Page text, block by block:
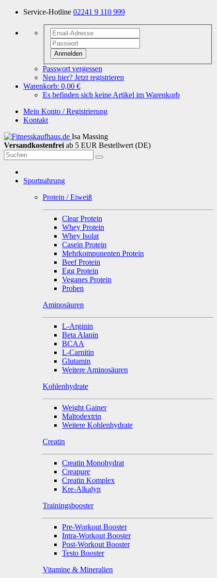
Service-Hotline 02241 9 110 999
Anmelden
Passwort vergessen
Neu hier? Jetzt registrieren
Warenkorb: 0,00 €
Es befinden sich keine Artikel im Warenkorb
Mein Konto / Registrierung
Kontakt
Isa Massing
Versandkostenfrei ab 5 EUR Bestellwert (DE)
Sportnahrung
Protein / Eiweiß
Clear Protein
Whey Protein
Whey Isolat
Casein Protein
Mehrkomponenten Protein
Beef Protein
Egg Protein
Veganes Protein
Proben
Aminosäuren
L-Arginin
Beta Alanin
BCAA
L-Carnitin
Glutamin
Weitere Aminosäuren
Kohlenhydrate
Weight Gainer
Maltodextrin
Weitere Kohlenhydrate
Creatin
Creatin Monohydrat
Creapure
Creatin Komplex
Kre-Alkalyn
Trainingsbooster
Pre-Workout Booster
Intra-Workout Booster
Post-Workout Booster
Testo Booster
Vitamine & Mineralien